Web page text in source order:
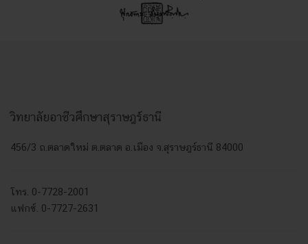
วิทยาลัยอาชีวศึกษาสุราษฎร์ธานี
456/3 ถ.ตลาดใหม่ ต.ตลาด อ.เมือง จ.สุราษฎร์ธานี 84000
โทร. 0-7728-2001
แฟกซ์. 0-7727-2631